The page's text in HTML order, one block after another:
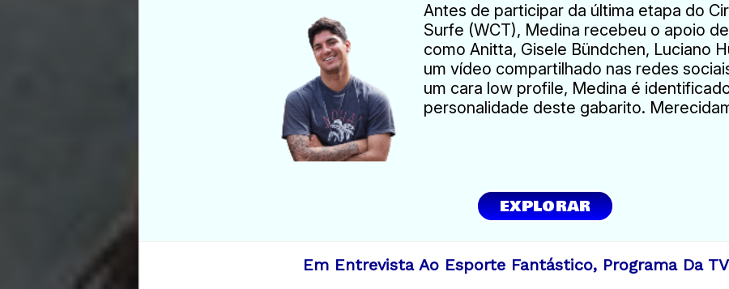
Antes de participar da última etapa do
Surfe (WCT), Medina recebeu o apoio
como Anitta, Gisele Bündchen, Luciano
um vídeo compartilhado nas redes
um cara low profile, Medina é
personalidade deste gabarito.
EXPLORAR
Em Entrevista Ao Esporte Fantástico, Programa Da